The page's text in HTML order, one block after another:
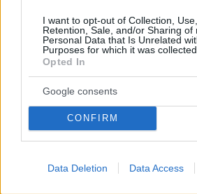
I want to opt-out of Collection, Use,
Retention, Sale, and/or Sharing of
Personal Data that Is Unrelated
Purposes for which it was collected.
Opted In
Google consents
CONFIRM
Data Deletion Data Access
Games